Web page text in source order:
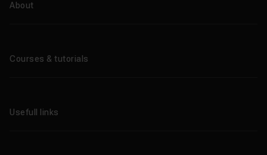
About
Courses & tutorials
Professional training
Usefull links